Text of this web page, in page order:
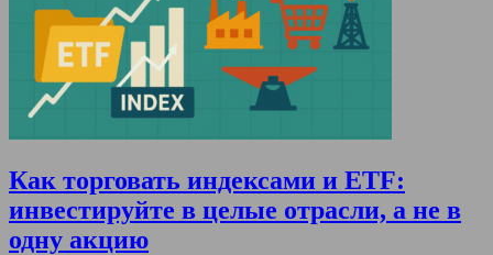
Как торговать индексами и ETF:
инвестируйте в целые отрасли, а не в
одну акцию